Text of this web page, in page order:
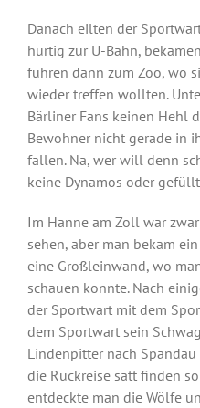
Danach eilten der
hurtig zur U-Bahn,
fuhren dann zum Zoo, wo
wieder treffen wollten.
Bärliner Fans keinen Hehl
Bewohner nicht gerade in
fallen. Na, wer will denn
keine Dynamos oder
Im Hanne am Zoll war
sehen, aber man bekam
eine Großleinwand, wo
schauen konnte. Nach
der Sportwart mit dem
dem Sportwart sein
Lindenpitter nach
die Rückreise satt finden
entdeckte man die Wölfe